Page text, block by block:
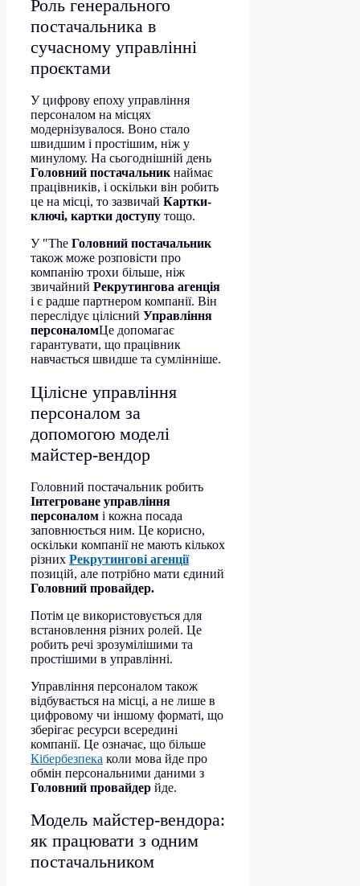
Роль генерального
постачальника в
сучасному управлінні
проєктами
У цифрову епоху управління
персоналом на місцях
модернізувалося. Воно стало
швидшим і простішим, ніж у
минулому. На сьогоднішній день
Головний постачальникнаймає
працівників, і оскільки він робить
це на місці, то зазвичай Картки-
ключі, картки доступу тощо.
У "The Головний постачальник
також може розповісти про
компанію трохи більше, ніж
звичайний Рекрутингова агенція
і є радше партнером компанії. Він
переслідує цілісний Управління
персоналомЦе допомагає
гарантувати, що працівник
навчається швидше та сумлінніше.
Цілісне управління
персоналом за
допомогою моделі
майстер-вендор
Головний постачальник робить
Інтегроване управління
персоналом і кожна посада
заповнюється ним. Це корисно,
оскільки компанії не мають кількох
різних Рекрутингові агенції
позицій, але потрібно мати єдиний
Головний провайдер.
Потім це використовується для
встановлення різних ролей. Це
робить речі зрозумілішими та
простішими в управлінні.
Управління персоналом також
відбувається на місці, а не лише в
цифровому чи іншому форматі, що
зберігає ресурси всередині
компанії. Це означає, що більше
Кібербезпека коли мова йде про
обмін персональними даними з
Головний провайдер йде.
Модель майстер-вендора:
як працювати з одним
постачальником